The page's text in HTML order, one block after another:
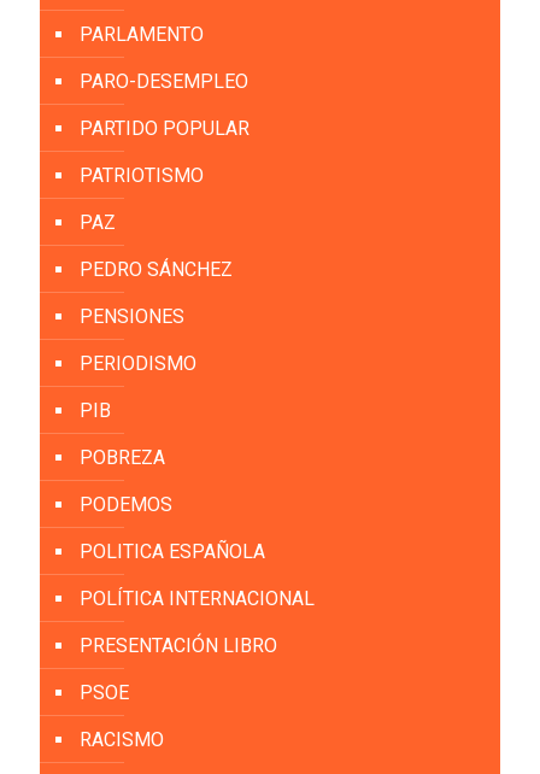
PARLAMENTO
PARO-DESEMPLEO
PARTIDO POPULAR
PATRIOTISMO
PAZ
PEDRO SÁNCHEZ
PENSIONES
PERIODISMO
PIB
POBREZA
PODEMOS
POLITICA ESPAÑOLA
POLÍTICA INTERNACIONAL
PRESENTACIÓN LIBRO
PSOE
RACISMO